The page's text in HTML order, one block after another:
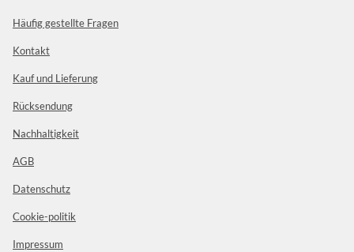
Häufig gestellte Fragen
Kontakt
Kauf und Lieferung
Rücksendung
Nachhaltigkeit
AGB
Datenschutz
Cookie-politik
Impressum